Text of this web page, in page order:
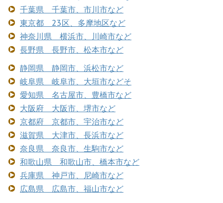
千葉県 千葉市、市川市など
東京都 23区、多摩地区など
神奈川県 横浜市、川崎市など
長野県 長野市、松本市など
静岡県 静岡市、浜松市など
岐阜県 岐阜市、大垣市などそ
愛知県 名古屋市、豊橋市など
大阪府 大阪市、堺市など
京都府 京都市、宇治市など
滋賀県 大津市、長浜市など
奈良県 奈良市、生駒市など
和歌山県 和歌山市、橋本市など
兵庫県 神戸市、尼崎市など
広島県 広島市、福山市など